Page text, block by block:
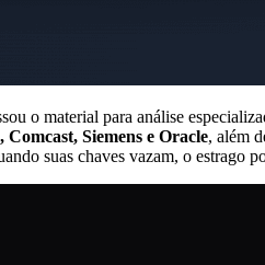
o material para análise
Comcast, Siemens e Oracle, além
suas chaves vazam, o estrago